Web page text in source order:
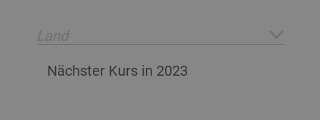
Land
Nächster Kurs in 2023